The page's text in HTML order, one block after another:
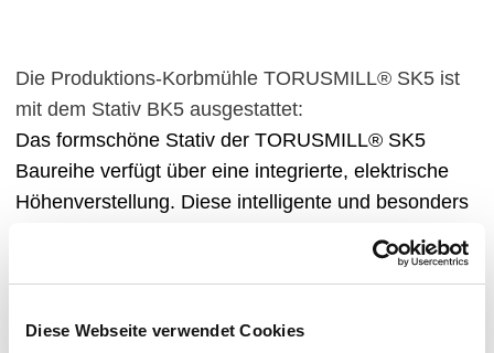
Diese Webseite verwendet Cookies
Die Produktions-Korbmühle TORUSMILL® SK5 ist
mit dem Stativ BK5 ausgestattet:
Das formschöne Stativ der TORUSMILL® SK5
Baureihe verfügt über eine integrierte, elektrische
Höhenverstellung. Diese intelligente und besonders
und wirtschaftliche Aspekten neu entwickelt und
TORUSMILL® Technologie.